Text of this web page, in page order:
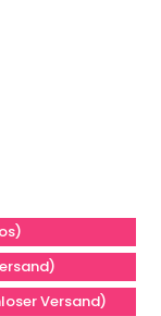
Versand)